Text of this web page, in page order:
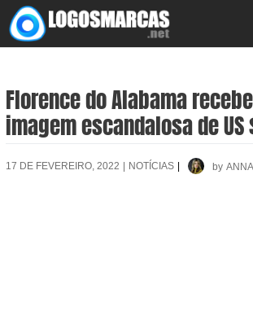
Skip
to
Florence do Alabama
imagem escandalosa de US
17 DE FEVEREIRO, 2022 NOTÍCIAS by